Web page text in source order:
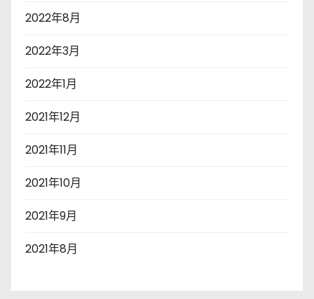
2022年8月
2022年3月
2022年1月
2021年12月
2021年11月
2021年10月
2021年9月
2021年8月